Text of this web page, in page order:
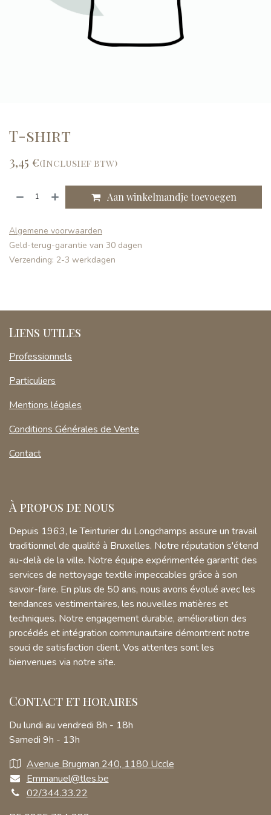
T-shirt
3,45 €(Inclusief btw)
Aan winkelmandje toevoegen
Algemene voorwaarden
Geld-terug-garantie van 30 dagen
Verzending: 2-3 werkdagen
Liens utiles
Professionnels
Particuliers
Mentions légales
Conditions Générales de Vente
Contact
À propos de nous
Depuis 1963, le Teinturier du Longchamps assure un travail
traditionnel de qualité à Bruxelles. Notre réputation s'étend
au-delà de la ville. Notre équipe expérimentée garantit des
services de nettoyage textile impeccables grâce à son
savoir-faire. En plus de 50 ans, nous avons évolué avec les
tendances vestimentaires, les nouvelles matières et
techniques. Notre engagement durable, amélioration des
procédés et intégration communautaire démontrent notre
souci de satisfaction client. Vos attentes sont les
bienvenues via notre site.
Contact et horaires
Du lundi au vendredi 8h - 18h
Samedi 9h - 13h
Avenue Brugman 240, 1180 Uccle
Emmanuel@tles.be
02/344.33.22